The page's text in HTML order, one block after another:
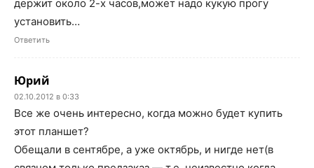
держит около 2-х часов,может надо кукую прогу
установить…
Ответить
Юрий
02.10.2012 в 0:33
Все же очень интересно, когда можно будет купить
этот планшет?
Обещали в сентябре, а уже октябрь, и нигде нет(в